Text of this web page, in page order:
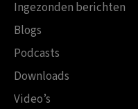
Ingezonden berichten
Blogs
Podcasts
Downloads
Video’s